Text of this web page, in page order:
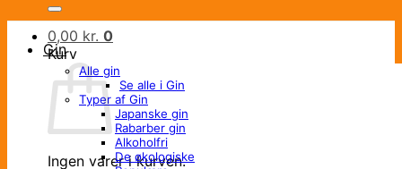
0,00 kr. 0
Kurv
Ingen varer i kurven.
Gin
Alle gin
Se alle i Gin
Typer af Gin
Japanske gin
Rabarber gin
Alkoholfri
De økologiske